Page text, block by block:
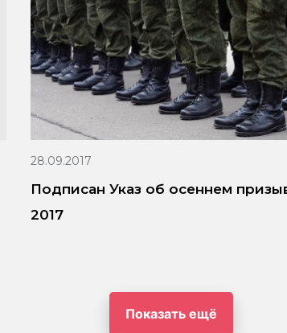
28.09.2017
Подписан Указ об осеннем
2017
Показать ещё